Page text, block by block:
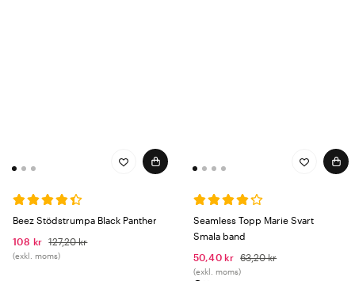
Beez Stödstrumpa Black Panther
108 kr
127,20 kr
(exkl. moms)
Seamless Topp Marie Svart
Smala band
50,40 kr 63,20 kr
(exkl. moms)